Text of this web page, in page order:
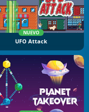
NUEVO
UFO Attack